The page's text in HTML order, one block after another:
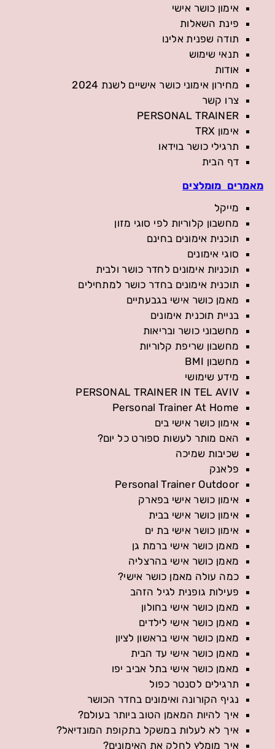
אימון כושר אישי
פינת השאלות
תודה שפנית אלינו
תנאי שימוש
אודות
מחירון אימוני כושר אישיים לשנת 2024
צרו קשר
PERSONAL TRAINER
אימון TRX
תרגילי כושר בוידאו
דף הבית
מאמרים מומלצים
מייקל
מחשבון קלוריות לפי סוגי מזון
תוכנית אימונים בחינם
סוגי אימונים
תוכניות אימונים לחדר כושר ולבית
תוכנית אימונים בחדר כושר למתחילים
מאמן כושר אישי בגבעתיים
בניית תוכנית אימונים
מחשבוני כושר ובריאות
מחשבון שריפת קלוריות
מחשבון BMI
מידע שימושי
PERSONAL TRAINER IN TEL AVIV
Personal Trainer At Home
אימון כושר אישי בים
האם מותר לעשות ספורט כל יום?
שכיבות שמיכה
פלאנק
Personal Trainer Outdoor
אימון כושר אישי בפארק
אימון כושר אישי בבית
אימון כושר אישי בת ים
מאמן כושר אישי ברמת גן
מאמן כושר אישי בהרצליה
כמה עולה מאמן כושר אישי?
פעילות גופנית לגיל הזהב
מאמן כושר אישי בחולון
מאמן כושר אישי לילדים
מאמן כושר אישי בראשון לציון
מאמן כושר אישי עד הבית
מאמן כושר אישי בתל אביב יפו
תרגילים לסנטר כפול
נגיף הקורונה ואימונים בחדר הכושר
איך להיות המאמן הטוב ביותר בעולם?
איך לא לעלות במשקל בתקופת המונדיאל?
איך מומלץ לחלק את האימונים?